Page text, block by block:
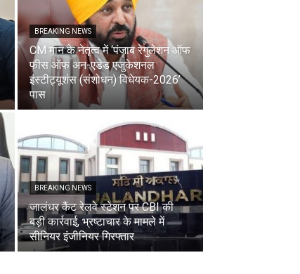
BREAKING NEWS
CM मान के नेतृत्व में ‘पंजाब रेगुलेशन ऑफ
फीस ऑफ अन-एडेड एजुकेशनल
इंस्टीट्यूशंस (संशोधन) विधेयक-2026’
पास
BREAKING NEWS
जालंधर कैंट रेलवे स्टेशन पर CBI की
बड़ी कार्रवाई, भ्रष्टाचार के मामले में
सीनियर इंजीनियर गिरफ्तार